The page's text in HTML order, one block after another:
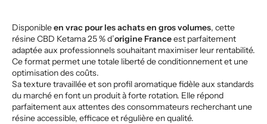
Disponibleen vrac pour les achats en gros volumes, cette
résine CBD Ketama 25 % d’origine Franceest parfaitement
adaptée aux professionnels souhaitant maximiser leur rentabilité.
Ce format permet une totale liberté de conditionnement et une
optimisation des coûts.
Sa texture travaillée et son profil aromatique fidèle aux standards
du marché en font un produit à forte rotation. Elle répond
parfaitement aux attentes des consommateurs recherchant une
résine accessible, efficace et régulière en qualité.